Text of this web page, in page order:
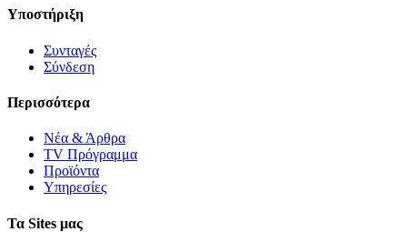
Υποστήριξη
Συνταγές
Σύνδεση
Περισσότερα
Νέα & Άρθρα
TV Πρόγραμμα
Προϊόντα
Υπηρεσίες
Τα Sites μας